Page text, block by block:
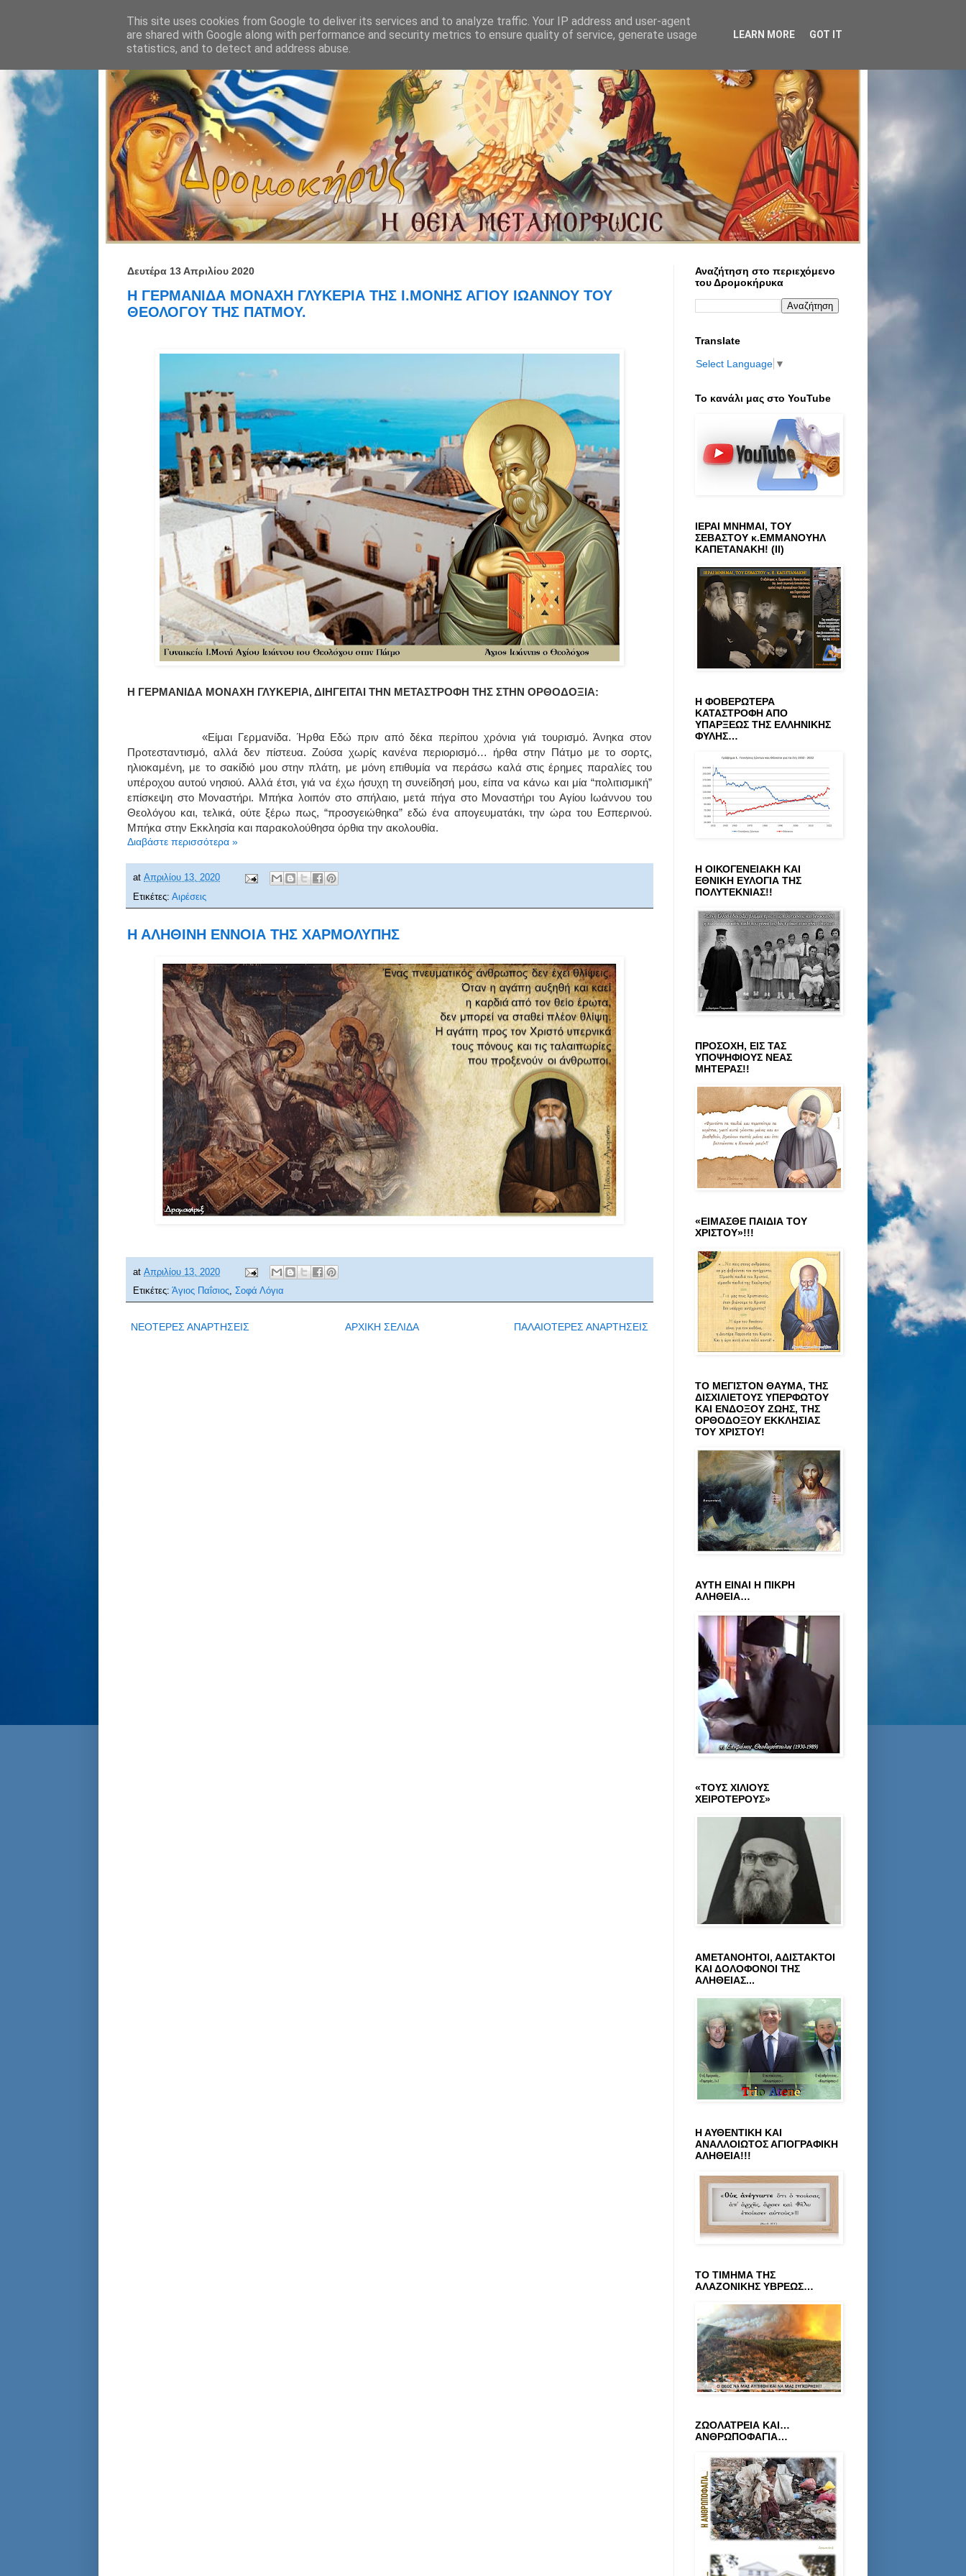
Δευτέρα 13 Απριλίου 2020
Η ΓΕΡΜΑΝΙΔΑ ΜΟΝΑΧΗ ΓΛΥΚΕΡΙΑ ΤΗΣ Ι.ΜΟΝΗΣ ΑΓΙΟΥ ΙΩΑΝΝΟΥ ΤΟΥ
ΘΕΟΛΟΓΟΥ ΤΗΣ ΠΑΤΜΟΥ.
Η ΓΕΡΜΑΝΙΔΑ ΜΟΝΑΧΗ ΓΛΥΚΕΡΙΑ, ΔΙΗΓΕΙΤΑΙ ΤΗΝ ΜΕΤΑΣΤΡΟΦΗ ΤΗΣ ΣΤΗΝ ΟΡΘΟΔΟΞΙΑ:
«Είμαι Γερμανίδα. Ήρθα Εδώ πριν από δέκα περίπου χρόνια γιά τουρισμό. Άνηκα στον
Προτεσταντισμό, αλλά δεν πίστευα. Ζούσα χωρίς κανένα περιορισμό… ήρθα στην Πάτμο με το σορτς,
ηλιοκαμένη, με το σακίδιό μου στην πλάτη, με μόνη επιθυμία να περάσω καλά στις έρημες παραλίες του
υπέροχου αυτού νησιού. Αλλά έτσι, γιά να έχω ήσυχη τη συνείδησή μου, είπα να κάνω και μία “πολιτισμική”
επίσκεψη στο Μοναστήρι. Μπήκα λοιπόν στο σπήλαιο, μετά πήγα στο Μοναστήρι του Αγίου Ιωάννου του
Θεολόγου και, τελικά, ούτε ξέρω πως, “προσγειώθηκα” εδώ ένα απογευματάκι, την ώρα του Εσπερινού.
Μπήκα στην Εκκλησία και παρακολούθησα όρθια την ακολουθία.
Διαβάστε περισσότερα »
at Απριλίου 13, 2020
Ετικέτες: Αιρέσεις
Η ΑΛΗΘΙΝΗ ΕΝΝΟΙΑ ΤΗΣ ΧΑΡΜΟΛΥΠΗΣ
at Απριλίου 13, 2020
Ετικέτες: Άγιος Παΐσιος, Σοφά Λόγια
ΝΕΟΤΕΡΕΣ ΑΝΑΡΤΗΣΕΙΣ ΠΑΛΑΙΟΤΕΡΕΣ ΑΝΑΡΤΗΣΕΙΣ
ΑΡΧΙΚΗ ΣΕΛΙΔΑ
Αναζήτηση στο περιεχόμενο
του Δρομοκήρυκα
Translate
Select Language ▼
Το κανάλι μας στο ΥοuTube
ΙΕΡΑΙ ΜΝΗΜΑΙ, ΤΟΥ
ΣΕΒΑΣΤΟΥ κ.ΕΜΜΑΝΟΥΗΛ
ΚΑΠΕΤΑΝΑΚΗ! (ΙΙ)
Η ΦΟΒΕΡΩΤΕΡΑ
ΚΑΤΑΣΤΡΟΦΗ ΑΠΟ
ΥΠΑΡΞΕΩΣ ΤΗΣ ΕΛΛΗΝΙΚΗΣ
ΦΥΛΗΣ…
Η ΟΙΚΟΓΕΝΕΙΑΚΗ ΚΑΙ
ΕΘΝΙΚΗ ΕΥΛΟΓΙΑ ΤΗΣ
ΠΟΛΥΤΕΚΝΙΑΣ!!
ΠΡΟΣΟΧΗ, ΕΙΣ ΤΑΣ
ΥΠΟΨΗΦΙΟΥΣ ΝΕΑΣ
ΜΗΤΕΡΑΣ!!
«ΕΙΜΑΣΘΕ ΠΑΙΔΙΑ ΤΟΥ
ΧΡΙΣΤΟΥ»!!!
ΤΟ ΜΕΓΙΣΤΟΝ ΘΑΥΜΑ, ΤΗΣ
ΔΙΣΧΙΛΙΕΤΟΥΣ ΥΠΕΡΦΩΤΟΥ
ΚΑΙ ΕΝΔΟΞΟΥ ΖΩΗΣ, ΤΗΣ
ΟΡΘΟΔΟΞΟΥ ΕΚΚΛΗΣΙΑΣ
ΤΟΥ ΧΡΙΣΤΟΥ!
ΑΥΤΗ ΕΙΝΑΙ Η ΠΙΚΡΗ
ΑΛΗΘΕΙΑ…
«ΤΟΥΣ ΧΙΛΙΟΥΣ
ΧΕΙΡΟΤΕΡΟΥΣ»
ΑΜΕΤΑΝΟΗΤΟΙ, ΑΔΙΣΤΑΚΤΟΙ
ΚΑΙ ΔΟΛΟΦΟΝΟΙ ΤΗΣ
ΑΛΗΘΕΙΑΣ...
Η ΑΥΘΕΝΤΙΚΗ ΚΑΙ
ΑΝΑΛΛΟΙΩΤΟΣ ΑΓΙΟΓΡΑΦΙΚΗ
ΑΛΗΘΕΙΑ!!!
ΤΟ ΤΙΜΗΜΑ ΤΗΣ
ΑΛΑΖΟΝΙΚΗΣ ΥΒΡΕΩΣ…
ΖΩΟΛΑΤΡΕΙΑ ΚΑΙ…
ΑΝΘΡΩΠΟΦΑΓΙΑ…
This site uses cookies from Google to deliver its services and to analyze traffic. Your IP address and user-agent
are shared with Google along with performance and security metrics to ensure quality of service, generate usage
statistics, and to detect and address abuse.
LEARN MORE GOT IT